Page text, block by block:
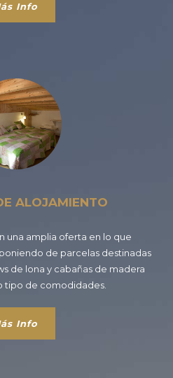
Info
ALOJAMIENTO
una amplia oferta en lo que
de parcelas destinadas
de lona y cabañas de madera
tipo de comodidades.
Info